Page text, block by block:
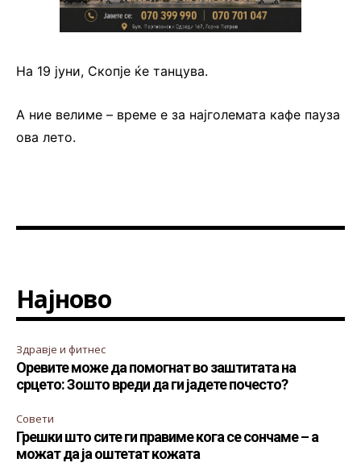
На 19 јуни, Скопје ќе танцува.
А ние велиме – време е за најголемата кафе пауза
ова лето.
Најново
Здравје и фитнес
Оревите може да помогнат во заштитата на
срцето: Зошто вреди да ги јадете почесто?
Совети
Грешки што сите ги правиме кога се сончаме – а
можат да ја оштетат кожата